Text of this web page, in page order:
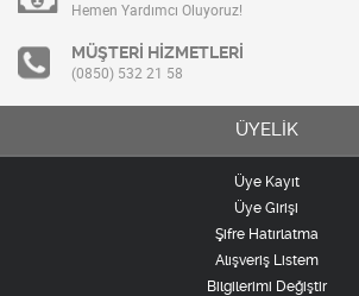
Hemen Yardımcı Oluyoruz!
MÜŞTERİ HİZMETLERİ
(0850) 532 21 58
ÜYELİK
Üye Kayıt
Üye Girişi
Şifre Hatırlatma
Alışveriş Listem
Bilgilerimi Değiştir